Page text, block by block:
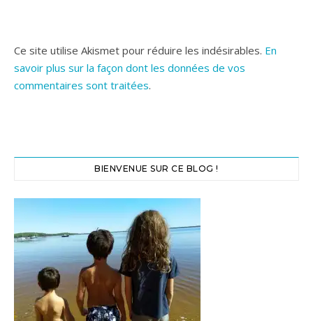
Ce site utilise Akismet pour réduire les indésirables. En
savoir plus sur la façon dont les données de vos
commentaires sont traitées.
BIENVENUE SUR CE BLOG !